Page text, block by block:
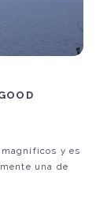
y es
una de